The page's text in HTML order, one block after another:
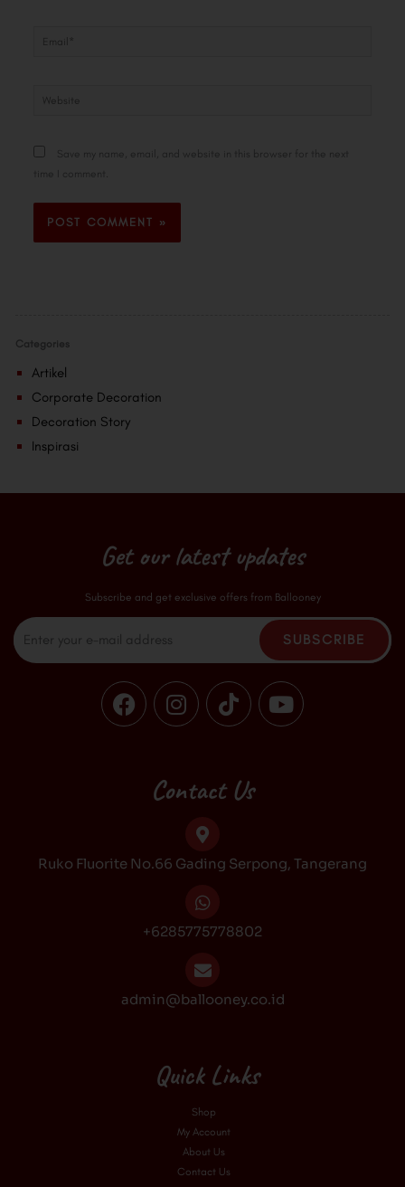
Categories
Artikel
Corporate Decoration
Decoration Story
Inspirasi
Email*
Save my name, email, and website in this browser for the next
time I comment.
Get our latest updates
Subscribe and get exclusive offers from Ballooney
Email
SUBSCRIBE
F
a
I
n
a
g
m
T
i
o
k
Y
o
Contact Us
Ruko Fluorite No.66 Gading Serpong, Tangerang
+6285775778802
admin@ballooney.co.id
Quick Links
Shop
My Account
About Us
Contact Us